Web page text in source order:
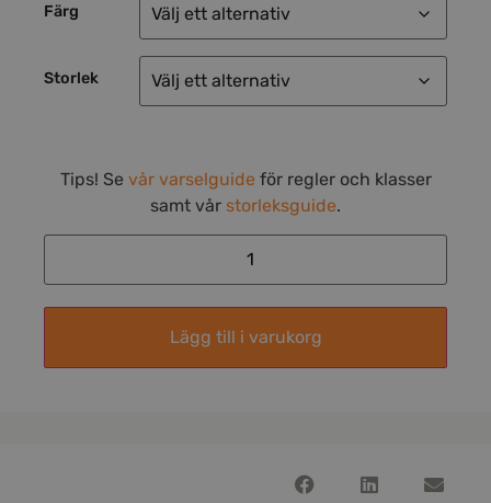
Färg
Storlek
Tips! Se vår varselguide för regler och klasser
samt vår storleksguide.
Lägg till i varukorg